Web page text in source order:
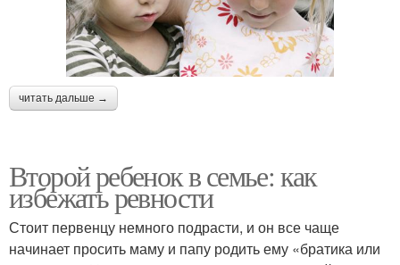
читать дальше →
Второй ребенок в семье: как
избежать ревности
Стоит первенцу немного подрасти, и он все чаще
начинает просить маму и папу родить ему «братика или